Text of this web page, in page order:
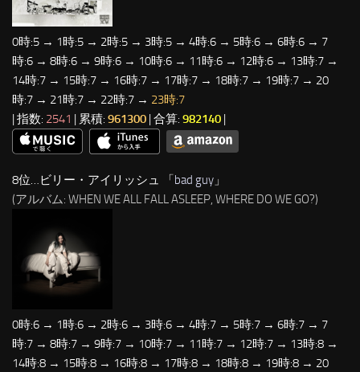
0時:5 → 1時:5 → 2時:5 → 3時:5 → 4時:6 → 5時:6 → 6時:6 → 7
時:6 → 8時:6 → 9時:6 → 10時:6 → 11時:6 → 12時:6 → 13時:7 →
14時:7 → 15時:7 → 16時:7 → 17時:7 → 18時:7 → 19時:7 → 20
時:7 → 21時:7 → 22時:7 → 23時:7
| 指数: 2541 | 累積: 961300 | 合算: 982140 |
8位…ビリー・アイリッシュ 「bad guy 」
(アルバム: WHEN WE ALL FALL ASLEEP, WHERE DO WE GO?)
0時:6 → 1時:6 → 2時:6 → 3時:6 → 4時:7 → 5時:7 → 6時:7 → 7
時:7 → 8時:7 → 9時:7 → 10時:7 → 11時:7 → 12時:7 → 13時:8 →
14時:8 → 15時:8 → 16時:8 → 17時:8 → 18時:8 → 19時:8 → 20